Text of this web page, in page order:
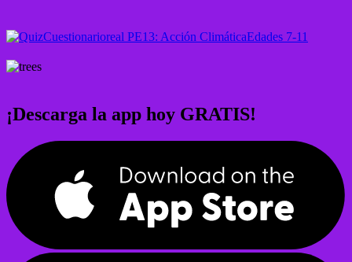
Cuestionarioreal PE13: Acción ClimáticaEdades 7-11
¡Descarga la app hoy GRATIS!